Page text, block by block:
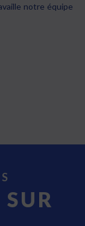
notre équipe